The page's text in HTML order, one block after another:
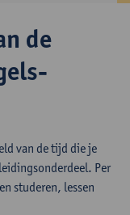
de
van de tijd die je
Per
studeren, lessen